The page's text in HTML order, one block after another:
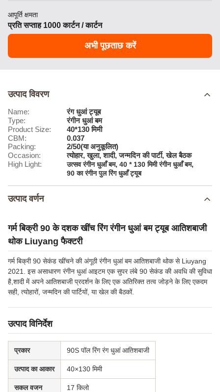
आपूर्ति क्षमता
प्रति सप्ताह 1000 कार्टन / कार्टन
अभी पूछताछ करें
उत्पाद विवरण
Name:
रंग धुआं ट्यूब
Type:
रंगीन धुआं बम
Product Size:
40*130 मिमी
CBM:
0.037
Packing:
2/50(या अनुकूलित)
Occasion:
त्योहार, खुला, शादी, जन्मदिन की पार्टी, खेल बैठक
High Light:
उत्सव रंगीन धुआँ बम, 40 * 130 मिमी रंगीन धुआँ बम,
90 का रंगीन पुल रिंग धुआँ ट्यूब
उत्पाद वर्णन
गर्म बिक्री 90 के दशक खींच रिंग रंगीन धुआं बम ट्यूब आतिशबाजी
थोक Liuyang फैक्टरी
गर्म बिक्री 90 सेकंड खींचने की अंगूठी रंगीन धुआं बम आतिशबाजी थोक से Liuyang
2021. इस असाधारण रंगीन धुआं आइटम एक सुपर लंबे 90 सेकंड की अवधि की सुविधा
है,शादी में अपने आतिशबाजी प्रदर्शन के लिए एक अतिरिक्त तत्व जोड़ने के लिए एकदम
सही, त्योहारों, जन्मदिन की पार्टियों, या खेल की बैठकों.
उत्पाद विनिर्देश
प्रकार 90S पॉल रिंग रंग धुआं आतिशबाजी
उत्पाद का आकार 40×130 मिमी
सकल वजन 17 किलो